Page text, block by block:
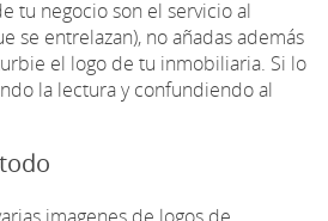
tu negocio son el servicio al
se entrelazan), no añadas además
el logo de tu inmobiliaria. Si lo
la lectura y confundiendo al